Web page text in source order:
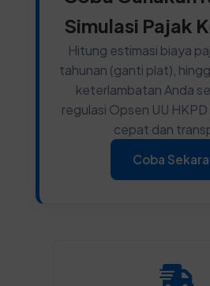
Simulasi Pajak
Hitung estimasi biaya
tahunan (ganti plat),
keterlambatan Anda
regulasi Opsen UU
cepat dan
Coba